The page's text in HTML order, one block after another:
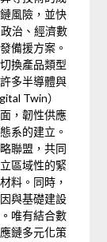
風險，並快
治、經濟數
備援方案。
換產品類型
多半導體與
Twin）
，韌性供應
系的建立。
聯盟，共同
區域性的緊
料。同時，
與基礎建設
唯有結合數
鏈多元化策